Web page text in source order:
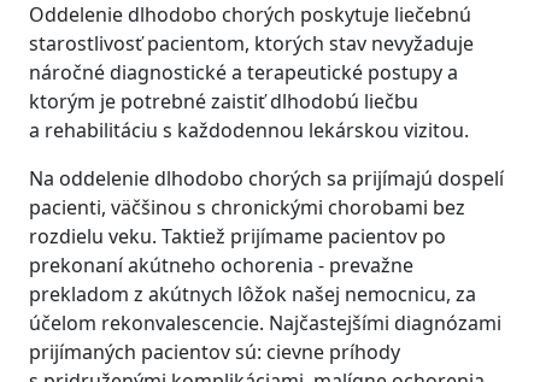
Oddelenie dlhodobo chorých poskytuje liečebnú
starostlivosť pacientom, ktorých stav nevyžaduje
náročné diagnostické a terapeutické postupy a
ktorým je potrebné zaistiť dlhodobú liečbu
a rehabilitáciu s každodennou lekárskou vizitou.
Na oddelenie dlhodobo chorých sa prijímajú dospelí
pacienti, väčšinou s chronickými chorobami bez
rozdielu veku. Taktiež prijímame pacientov po
prekonaní akútneho ochorenia - prevažne
prekladom z akútnych lôžok našej nemocnicu, za
účelom rekonvalescencie. Najčastejšími diagnózami
prijímaných pacientov sú: cievne príhody